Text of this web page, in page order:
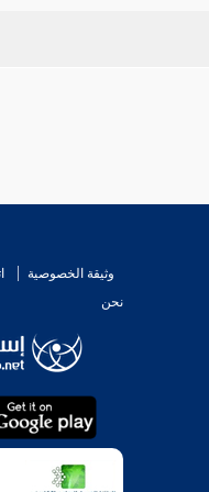
على الصواب فلا يلزم
وثيقة الخصوصية
نحن